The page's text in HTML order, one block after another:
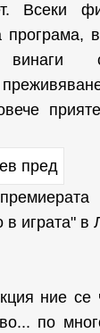
Всеки
програма,
в играта" в
ние се
по